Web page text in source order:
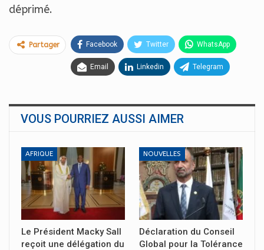
déprimé.
Partager Facebook Twitter WhatsApp
Email Linkedin Telegram
VOUS POURRIEZ AUSSI AIMER
AFRIQUE
Le Président Macky Sall
reçoit une délégation du
NOUVELLES
Déclaration du Conseil
Global pour la Tolérance